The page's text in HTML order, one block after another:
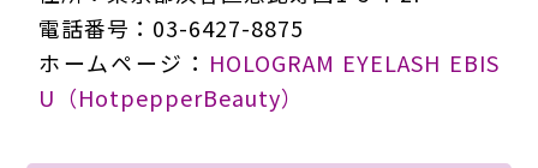
電話番号：03-6427-8875
ホームページ： HOLOGRAM EYELASH EBIS
U（HotpepperBeauty）